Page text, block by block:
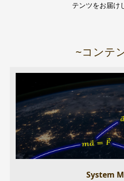
テンツをお届け
~コンテ
System